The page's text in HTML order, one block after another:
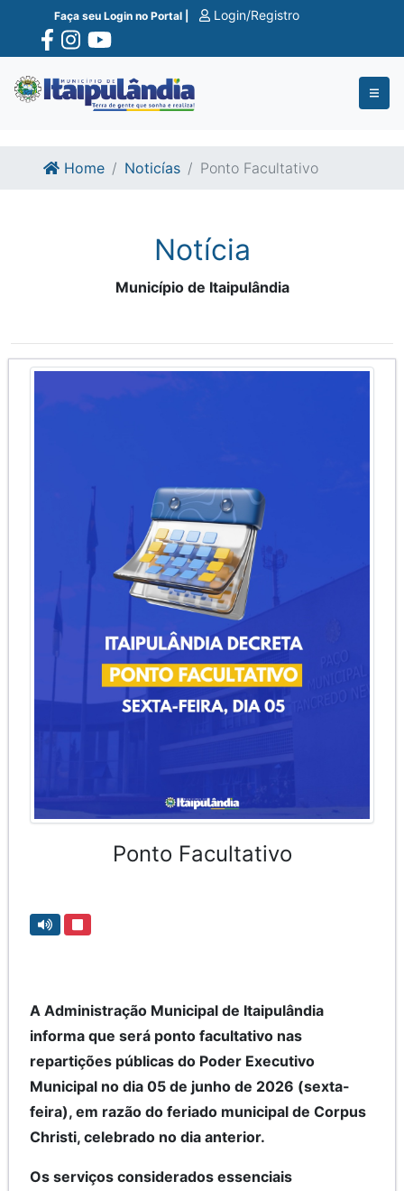
Ir para o conte�do
Ir para o fim do conte�do
Faça seu Login no Portal | Login/Registro
Home Noticías Ponto Facultativo
Notícia
Município de Itaipulândia
Ponto Facultativo
A Administração Municipal de Itaipulândia
informa que será ponto facultativo nas
repartições públicas do Poder Executivo
Municipal no dia 05 de junho de 2026 (sexta-
feira), em razão do feriado municipal de Corpus
Christi, celebrado no dia anterior.
Os serviços considerados essenciais